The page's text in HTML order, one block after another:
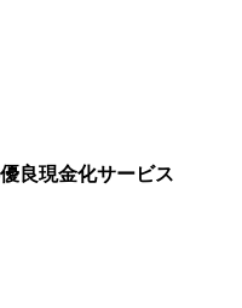
良現金化サービス